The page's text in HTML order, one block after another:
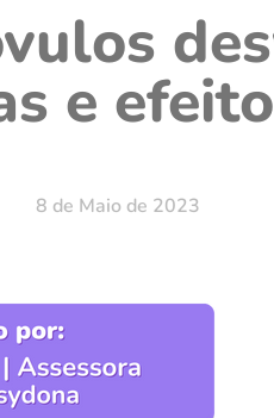
e
8 de Maio de 2023